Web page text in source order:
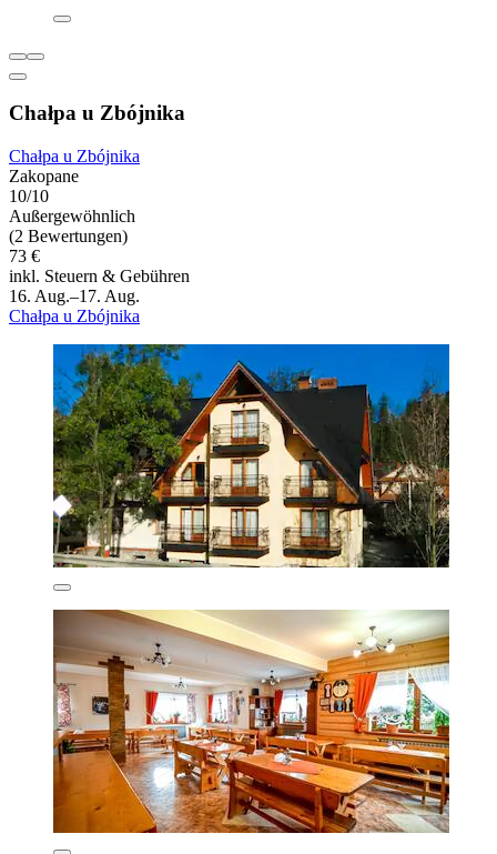
Chałpa u Zbójnika
Chałpa u Zbójnika
Zakopane
10/10
Außergewöhnlich
(2 Bewertungen)
73 €
inkl. Steuern & Gebühren
16. Aug.–17. Aug.
Chałpa u Zbójnika